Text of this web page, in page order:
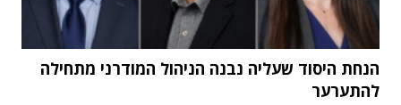
הנחת היסוד שעליה נבנה הניהול המודרני מתחילה
להתערער